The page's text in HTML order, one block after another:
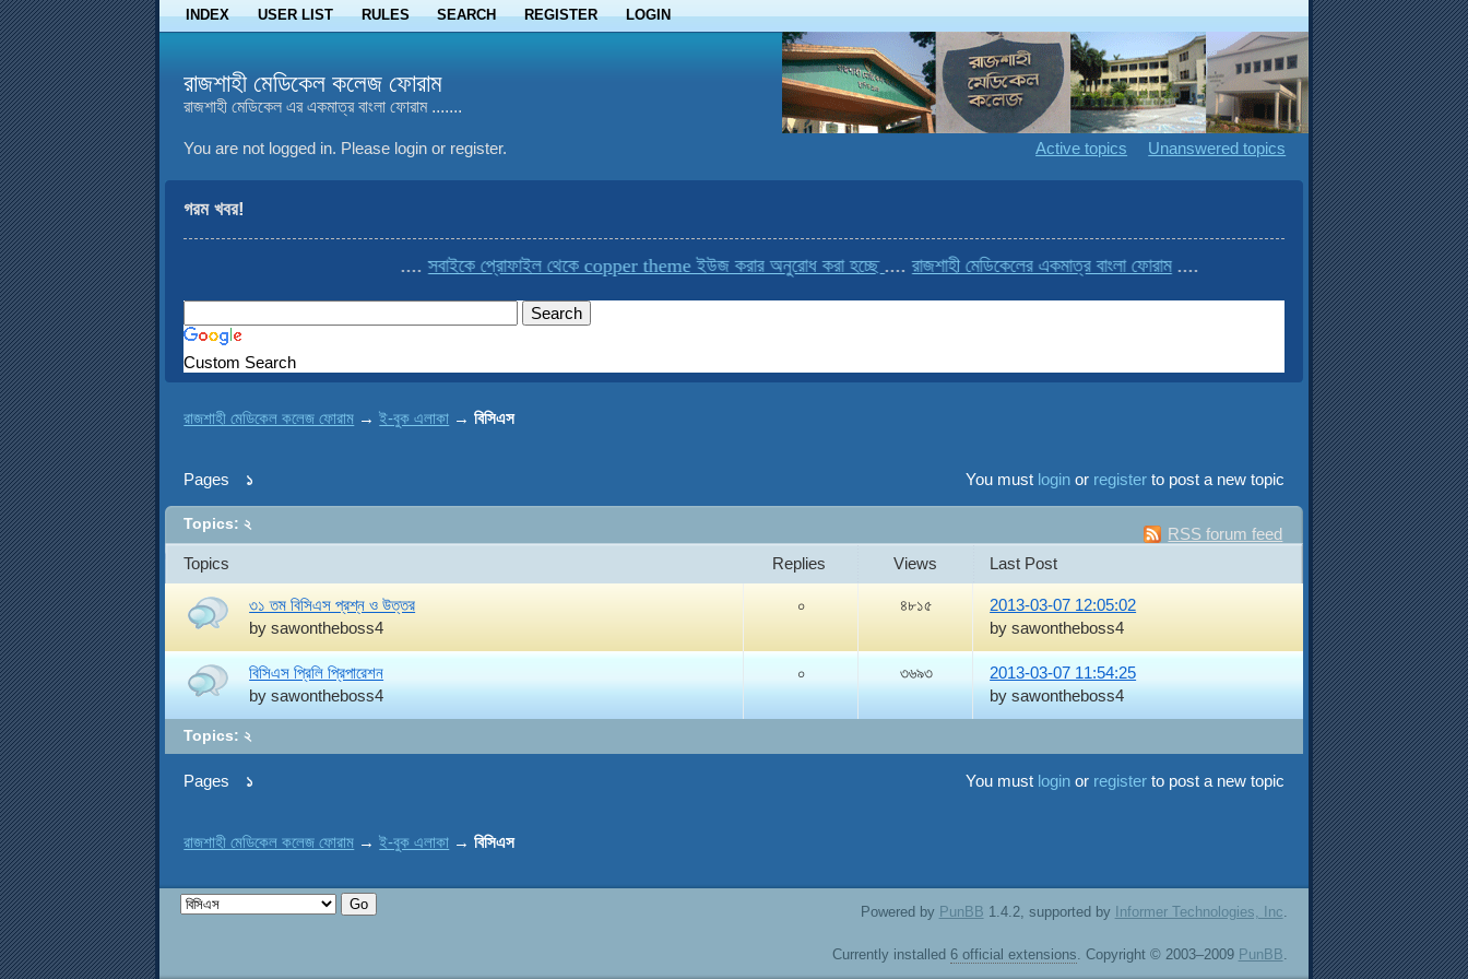
INDEX USER LIST RULES SEARCH REGISTER LOGIN
রাজশাহী মেডিকেল কলেজ ফোরাম
রাজশাহী মেডিকেল এর একমাত্র বাংলা ফোরাম .......
You are not logged in. Please login or register. Active topics Unanswered topics
গরম খবর!
....সবাইকে প্রোফাইল থেকে copper theme ইউজ করার অনুরোধ করা হচ্ছে....রাজশাহী মেডিকেলের একমাত্র বাংলা ফোরাম....
Custom Search
রাজশাহী মেডিকেল কলেজ ফোরাম →ই-বুক এলাকা →বিসিএস
Pages ১ You must loginor registerto post a new topic
RSS forum feed
Topics: ২
Topics Replies Views Last Post
৩১ তম বিসিএস প্রশ্ন ও উত্তর
bysawontheboss4
০ ৪৮১৫
2013-03-07 12:05:02
by sawontheboss4
বিসিএস প্রিলি প্রিপারেশন
bysawontheboss4
০ ৩৬৯৩
2013-03-07 11:54:25
by sawontheboss4
Topics: ২
Pages ১ You must loginor registerto post a new topic
রাজশাহী মেডিকেল কলেজ ফোরাম →ই-বুক এলাকা →বিসিএস
Powered by PunBB 1.4.2, supported by Informer Technologies, Inc.
Currently installed 6 official extensions . Copyright © 2003–2009 PunBB